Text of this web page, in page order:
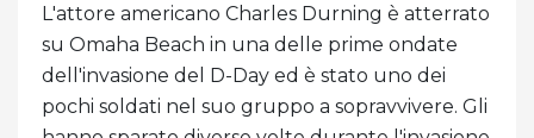
L'attore americano Charles Durning è atterrato
su Omaha Beach in una delle prime ondate
dell'invasione del D-Day ed è stato uno dei
pochi soldati nel suo gruppo a sopravvivere. Gli